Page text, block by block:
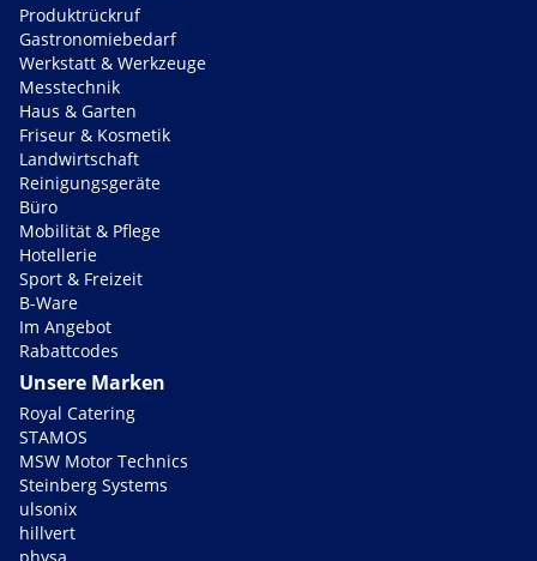
Produktrückruf
Gastronomiebedarf
Werkstatt & Werkzeuge
Messtechnik
Haus & Garten
Friseur & Kosmetik
Landwirtschaft
Reinigungsgeräte
Büro
Mobilität & Pflege
Hotellerie
Sport & Freizeit
B-Ware
Im Angebot
Rabattcodes
Unsere Marken
Royal Catering
STAMOS
MSW Motor Technics
Steinberg Systems
ulsonix
hillvert